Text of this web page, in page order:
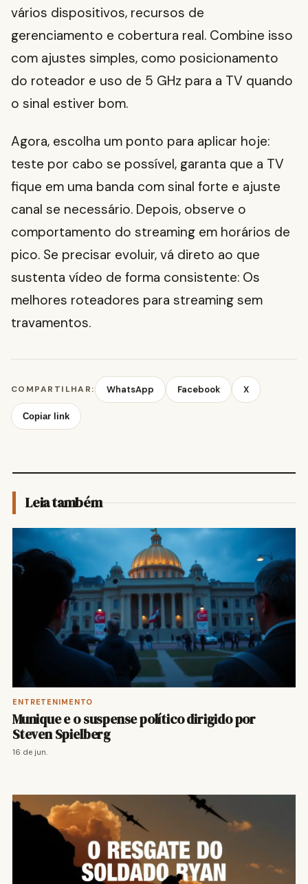
vários dispositivos, recursos de
gerenciamento e cobertura real. Combine isso
com ajustes simples, como posicionamento
do roteador e uso de 5 GHz para a TV quando
o sinal estiver bom.
Agora, escolha um ponto para aplicar hoje:
teste por cabo se possível, garanta que a TV
fique em uma banda com sinal forte e ajuste
canal se necessário. Depois, observe o
comportamento do streaming em horários de
pico. Se precisar evoluir, vá direto ao que
sustenta vídeo de forma consistente: Os
melhores roteadores para streaming sem
travamentos.
COMPARTILHAR: WhatsApp Facebook X
Copiar link
Leia também
ENTRETENIMENTO
Munique e o suspense político dirigido por
Steven Spielberg
16 de jun.